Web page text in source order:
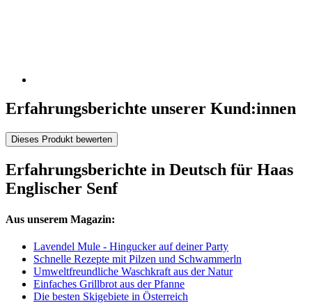
Erfahrungsberichte unserer Kund:innen
Dieses Produkt bewerten
Erfahrungsberichte in Deutsch für Haas
Englischer Senf
Aus unserem Magazin:
Lavendel Mule - Hingucker auf deiner Party
Schnelle Rezepte mit Pilzen und Schwammerln
Umweltfreundliche Waschkraft aus der Natur
Einfaches Grillbrot aus der Pfanne
Die besten Skigebiete in Österreich